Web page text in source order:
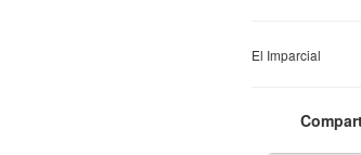
El Imparcial